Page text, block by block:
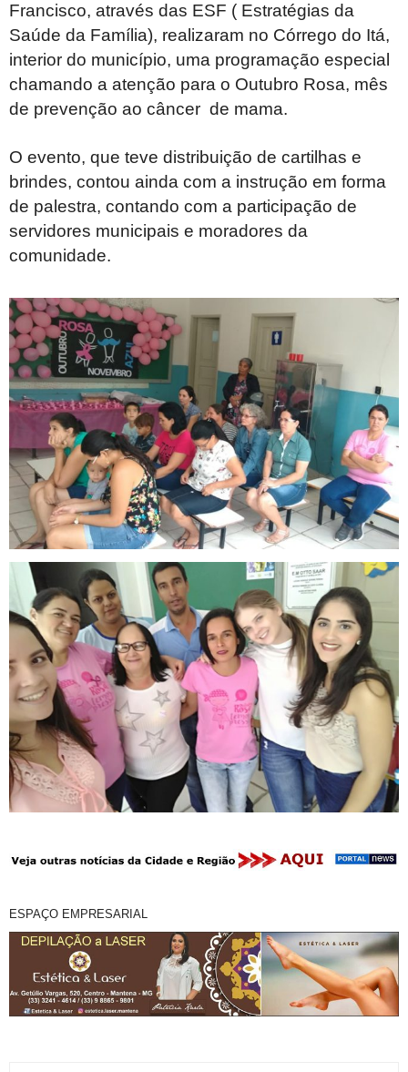
Francisco, através das ESF ( Estratégias da
Saúde da Família), realizaram no Córrego do Itá,
interior do município, uma programação especial
chamando a atenção para o Outubro Rosa, mês
de prevenção ao câncer de mama.
O evento, que teve distribuição de cartilhas e
brindes, contou ainda com a instrução em forma
de palestra, contando com a participação de
servidores municipais e moradores da
comunidade.
ESPAÇO EMPRESARIAL